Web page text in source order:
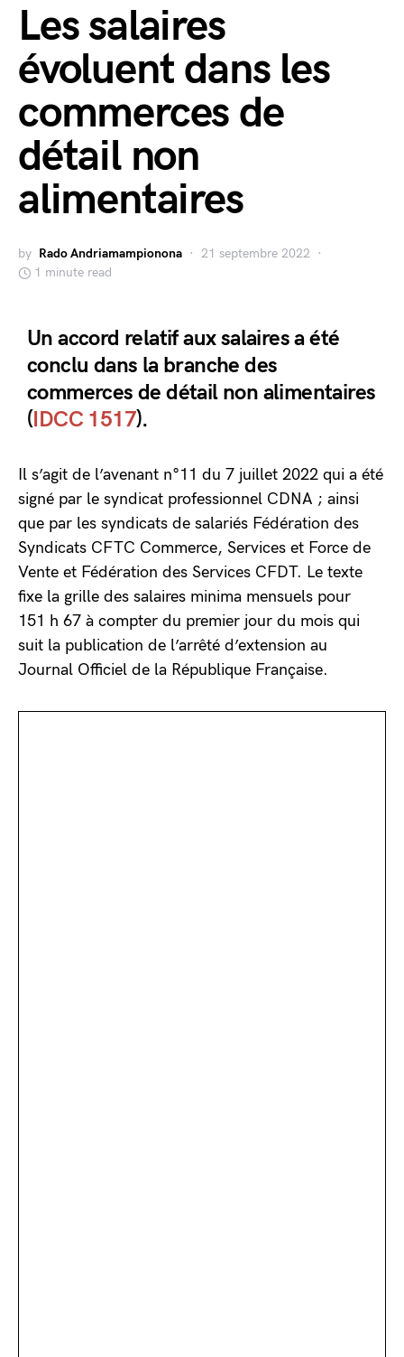
Les salaires
évoluent dans les
commerces de
détail non
alimentaires
by Rado Andriamampionona
21 septembre 2022
1 minute read
Un accord relatif aux salaires a été
conclu dans la branche des
commerces de détail non alimentaires
(IDCC 1517).
Il s’agit de l’avenant n°11 du 7 juillet 2022 qui a été
signé par le syndicat professionnel CDNA ; ainsi
que par les syndicats de salariés Fédération des
Syndicats CFTC Commerce, Services et Force de
Vente et Fédération des Services CFDT. Le texte
fixe la grille des salaires minima mensuels pour
151 h 67 à compter du premier jour du mois qui
suit la publication de l’arrêté d’extension au
Journal Officiel de la République Française.